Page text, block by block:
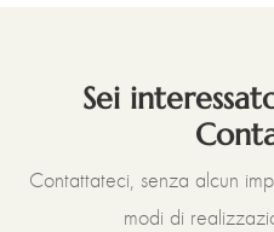
Sei
Contattateci, senza alcun
modi di